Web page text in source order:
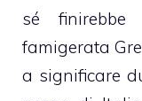
sé
famigerata
a significare